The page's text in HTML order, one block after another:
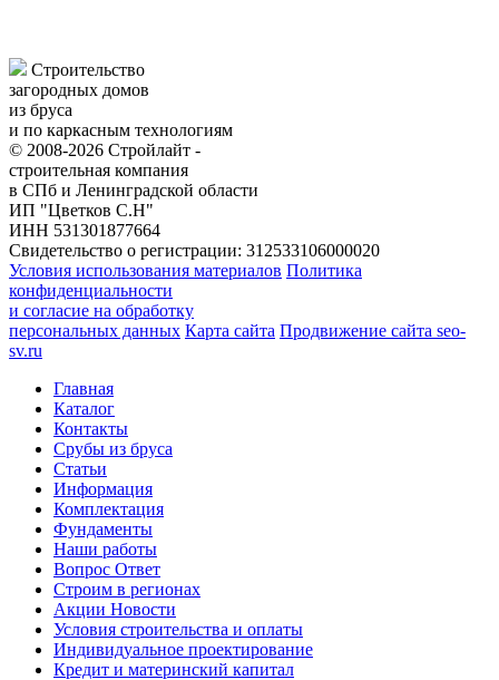
Строительство
загородных домов
из бруса
и по каркасным технологиям
© 2008-2026 Стройлайт -
строительная компания
в СПб и Ленинградской области
ИП "Цветков С.Н"
ИНН 531301877664
Свидетельство о регистрации: 312533106000020
Условия использования материалов Политика
конфиденциальности
и согласие на обработку
персональных данных Карта сайта Продвижение сайта seo-
sv.ru
Главная
Каталог
Контакты
Срубы из бруса
Статьи
Информация
Комплектация
Фундаменты
Наши работы
Вопрос Ответ
Строим в регионах
Акции Новости
Условия строительства и оплаты
Индивидуальное проектирование
Кредит и материнский капитал